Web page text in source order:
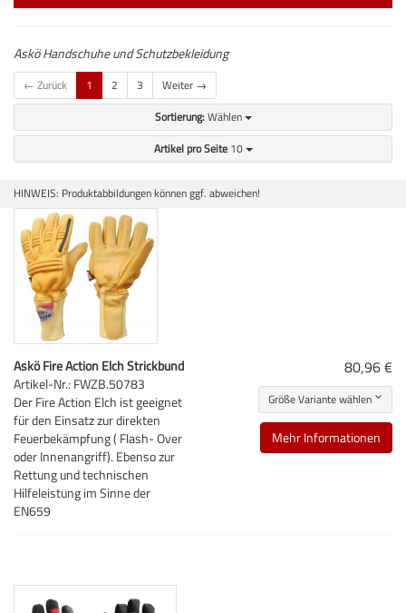
Askö Handschuhe und Schutzbekleidung
← Zurück 1 2 3
Weiter →
Sortierung:Wählen
Artikel pro Seite 10
HINWEIS: Produktabbildungen können ggf. abweichen!
Askö Fire Action Elch Strickbund
Artikel-Nr.: FWZB.50783
Der Fire Action Elch ist geeignet
für den Einsatz zur direkten
Feuerbekämpfung ( Flash- Over
oder Innenangriff). Ebenso zur
Rettung und technischen
Hilfeleistung im Sinne der
EN659
80,96 €
Größe Variante wählen
Mehr Informationen